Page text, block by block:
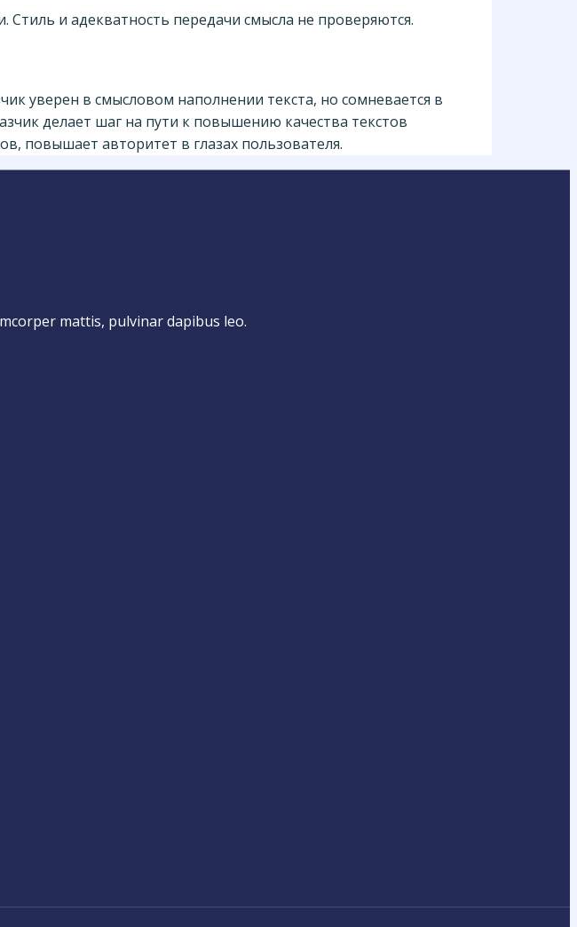
и адекватность передачи смысла не проверяются.
уверен в смысловом наполнении текста, но сомневается в
делает шаг на пути к повышению качества текстов
повышает авторитет в глазах пользователя.
mattis, pulvinar dapibus leo.